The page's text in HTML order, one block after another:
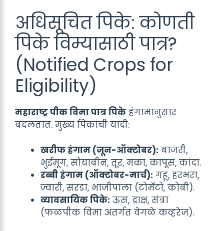
अधिसूचित पिके: कोणती
पिके विम्यासाठी पात्र?
(Notified Crops for
Eligibility)
महाराष्ट्र पीक विमा पात्र पिके हंगामानुसार
बदलतात. मुख्य पिकांची यादी:
खरीफ हंगाम (जून-ऑक्टोबर): बाजरी,
भुईमूग, सोयाबीन, तूर, मका, कापूस, कांदा.
रब्बी हंगाम (ऑक्टोबर-मार्च): गहू, हरभरा,
ज्वारी, सरडा, भाजीपाला (टोमॅटो, कोबी).
व्यावसायिक पिके: ऊस, द्राक्ष, संत्रा
(फळपीक विमा अंतर्गत वेगळे कव्हरेज).